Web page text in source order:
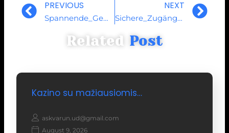
PREVIOUS
Spannende_Gewinnmöglichkeiten_inklusive_24_casino_für_erfahrene_Spieler_erwart
NEXT
Sichere_Zugänge_und_24_casino_login_für_ein_verbessertes_Spielerlebnis_erwarte
Related Post
Kazino su mažiausiomis…
askvarun.ud@gmail.com
August 9, 2026